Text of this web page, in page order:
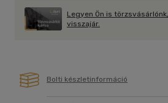
Legyen Ön is
visszajár.
Bolti készletinformáció